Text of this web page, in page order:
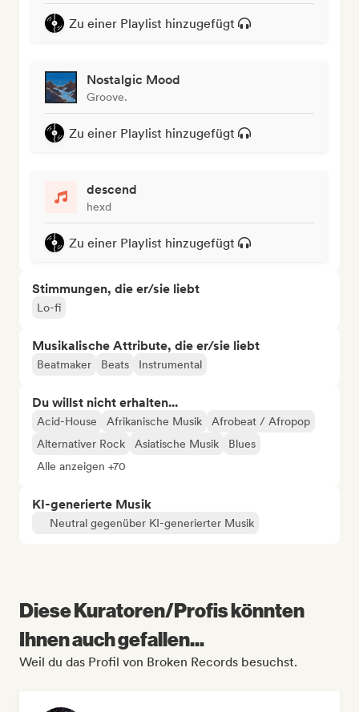
Zu einer Playlist hinzugefügt
Nostalgic Mood
Groove.
Zu einer Playlist hinzugefügt
descend
hexd
Zu einer Playlist hinzugefügt
Stimmungen, die er/sie liebt
Lo-fi
Musikalische Attribute, die er/sie liebt
Beatmaker Beats Instrumental
Du willst nicht erhalten...
Acid-House Afrikanische Musik
Afrobeat / Afropop
Alternativer Rock
Asiatische Musik
Blues
Alle anzeigen +70
KI-generierte Musik
Neutral gegenüber KI-generierter Musik
Diese Kuratoren/Profis könnten
Ihnen auch gefallen...
Weil du das Profil von Broken Records besuchst.